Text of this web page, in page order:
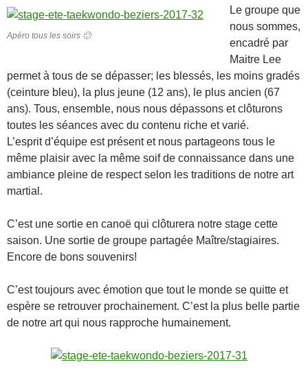
Apéro tous les soirs 🙂
Le groupe que
nous sommes,
encadré par
Maitre Lee
permet à tous de se dépasser; les blessés, les moins gradés
(ceinture bleu), la plus jeune (12 ans), le plus ancien (67
ans). Tous, ensemble, nous nous dépassons et clôturons
toutes les séances avec du contenu riche et varié.
L’esprit d’équipe est présent et nous partageons tous le
même plaisir avec la même soif de connaissance dans une
ambiance pleine de respect selon les traditions de notre art
martial.
C’est une sortie en canoë qui clôturera notre stage cette
saison. Une sortie de groupe partagée Maître/stagiaires.
Encore de bons souvenirs!
C’est toujours avec émotion que tout le monde se quitte et
espère se retrouver prochainement. C’est la plus belle partie
de notre art qui nous rapproche humainement.